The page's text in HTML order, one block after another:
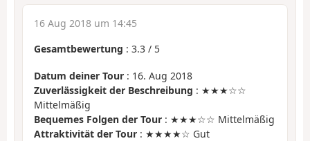
16 Aug 2018 um 14:45
Gesamtbewertung : 3.3 / 5
Datum deiner Tour : 16. Aug 2018
Zuverlässigkeit der Beschreibung : ★★★☆☆
Mittelmäßig
Bequemes Folgen der Tour : ★★★☆☆ Mittelmäßig
Attraktivität der Tour : ★★★★☆ Gut